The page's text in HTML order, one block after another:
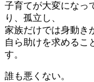
子育てが大変になっ
り、孤立し、
家族だけでは身動き
自ら助けを求めるこ
す。
誰も悪くない。